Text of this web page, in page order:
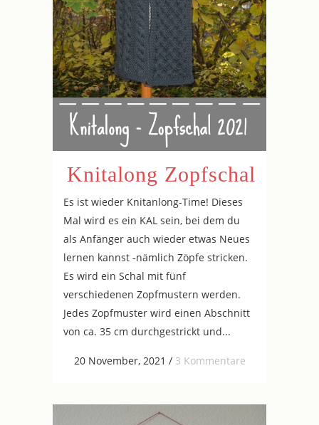
Knitalong Zopfschal
Es ist wieder Knitanlong-Time! Dieses
Mal wird es ein KAL sein, bei dem du
als Anfänger auch wieder etwas Neues
lernen kannst -nämlich Zöpfe stricken.
Es wird ein Schal mit fünf
verschiedenen Zopfmustern werden.
Jedes Zopfmuster wird einen Abschnitt
von ca. 35 cm durchgestrickt und...
20 November, 2021 / 3 Kommentare